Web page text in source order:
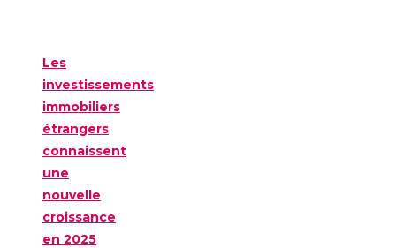
Les
investissements
immobiliers
étrangers
connaissent
une
nouvelle
croissance
en 2025